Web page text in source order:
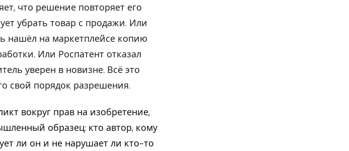
что решение повторяет его
убрать товар с продажи. Или
нашёл на маркетплейсе копию
Или Роспатент отказал
уверен в новизне. Всё это
свой порядок разрешения.
вокруг прав на изобретение,
образец: кто автор, кому
ли он и не нарушает ли кто-то